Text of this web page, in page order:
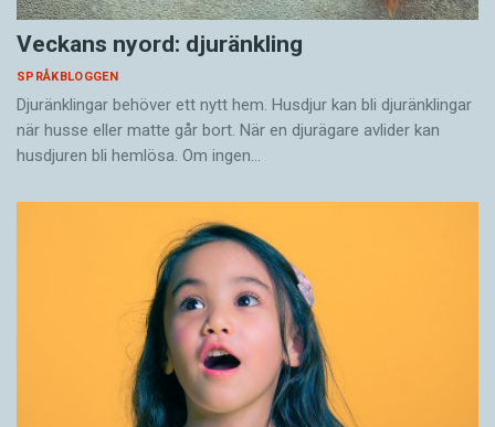
Veckans nyord: djuränkling
SPRÅKBLOGGEN
Djuränklingar behöver ett nytt hem. Husdjur kan bli djuränklingar
när husse eller matte går bort. När en djurägare avlider kan
husdjuren bli hemlösa. Om ingen…